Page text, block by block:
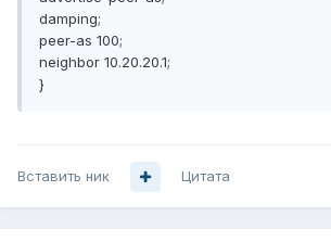
damping;
peer-as 100;
neighbor 10.20.20.1;
}
Вставить ник Цитата